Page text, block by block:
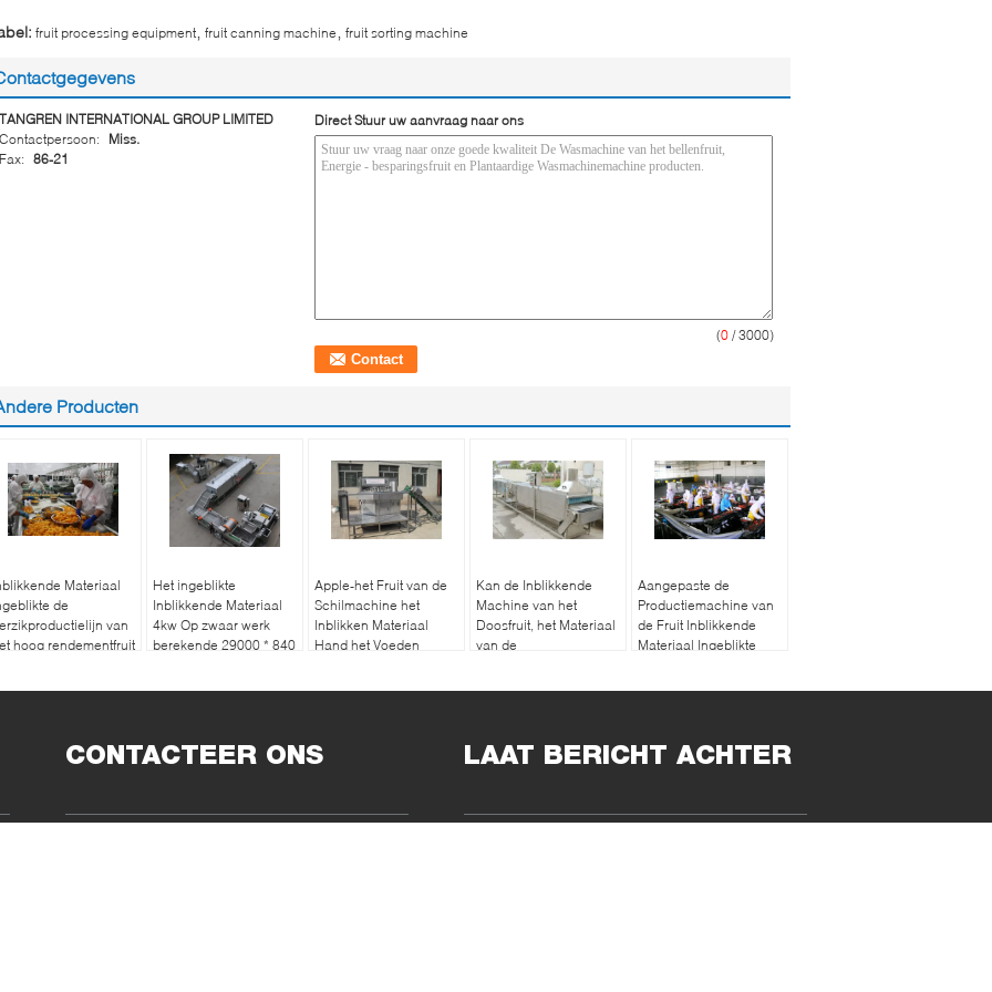
fruit processing equipment fruit canning machine fruit sorting machine
TANGREN INTERNATIONAL GROUP LIMITED
Contactpersoon:
Miss.
Fax: 86-21
Direct Stuur uw aanvraag naar ons
(0 / 3000)
Producten
Materiaal
de
van
hoog rendementfruit
Het ingeblikte
Inblikkende Materiaal
4kw Op zwaar werk
berekende 29000 * 840
Apple-het Fruit van de
Schilmachine het
Inblikken Materiaal
Hand het Voeden
Kan de Inblikkende
Machine van het
Doosfruit, het Materiaal
van de
Aangepaste de
Productiemachine van
de Fruit Inblikkende
Materiaal Ingeblikte
CONTACTEER ONS LAAT BERICHT ACHTER